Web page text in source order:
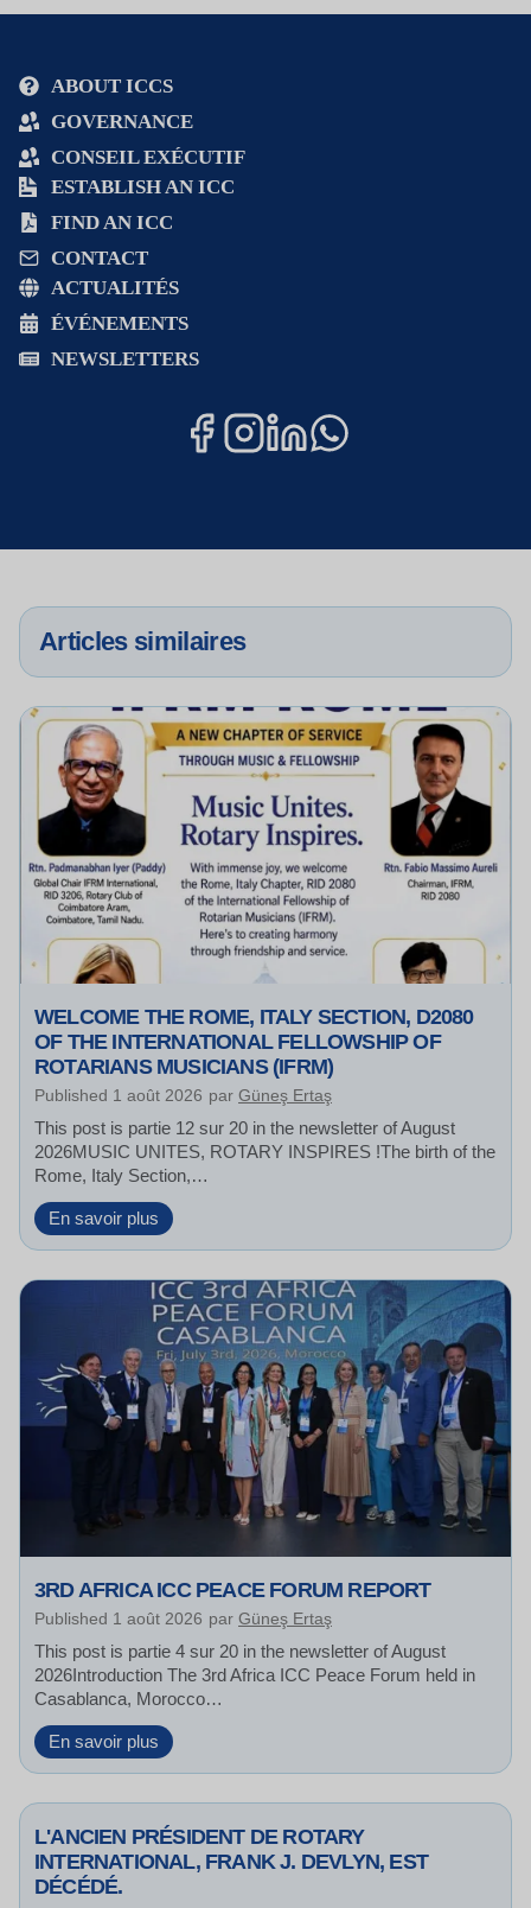
ABOUT ICCS
GOVERNANCE
CONSEIL EXÉCUTIF
ESTABLISH AN ICC
FIND AN ICC
CONTACT
ACTUALITÉS
ÉVÉNEMENTS
NEWSLETTERS
Articles similaires
WELCOME THE ROME, ITALY SECTION, D2080
OF THE INTERNATIONAL FELLOWSHIP OF
ROTARIANS MUSICIANS (IFRM)
Published 1 août 2026 par Güneş Ertaş
This post is partie 12 sur 20 in the newsletter of August
2026MUSIC UNITES, ROTARY INSPIRES !The birth of the
Rome, Italy Section,…
En savoir plus W
e
c
o
m
e
t
h
e
R
m
t
a
l
y
S
t
o
n
,
3RD AFRICA ICC PEACE FORUM REPORT
Published 1 août 2026 par Güneş Ertaş
This post is partie 4 sur 20 in the newsletter of August
2026Introduction The 3rd Africa ICC Peace Forum held in
Casablanca, Morocco…
En savoir plus
r
f
r
L'ANCIEN PRÉSIDENT DE ROTARY
INTERNATIONAL, FRANK J. DEVLYN, EST
DÉCÉDÉ.